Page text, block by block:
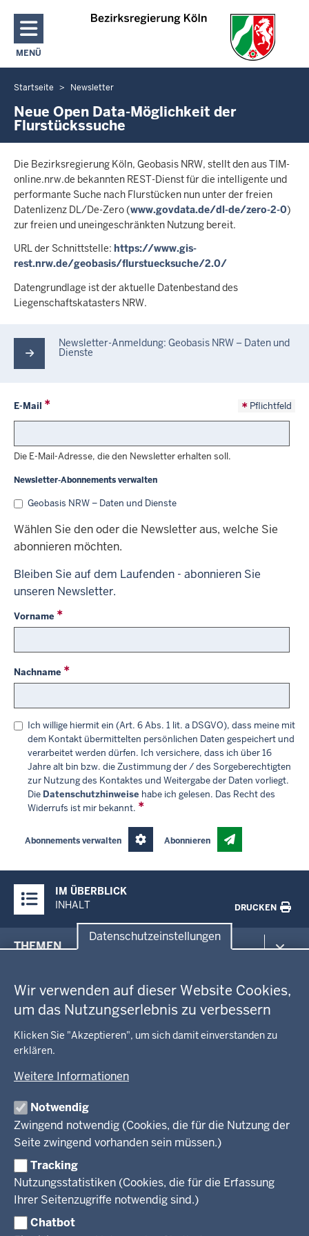
Datenschutzeinstellungen
Wir verwenden auf dieser Website Cookies,
um das Nutzungserlebnis zu verbessern
Klicken Sie "Akzeptieren", um sich damit einverstanden zu
erklären.
Weitere Informationen
Notwendig
Zwingend notwendig (Cookies, die für die Nutzung der
Seite zwingend vorhanden sein müssen.)
Tracking
Nutzungsstatistiken (Cookies, die für die Erfassung
Ihrer Seitenzugriffe notwendig sind.)
Chatbot
Direkt zum Inhalt
MENÜ
NAVIGATION AKTIVIEREN/DEAKTIVIEREN: HAUPTMENÜ
Sie
befinden
sich
hier
Startseite Newsletter
Neue Open Data-Möglichkeit der
Flurstückssuche
Die Bezirksregierung Köln, Geobasis NRW, stellt den aus TIM-
online.nrw.de bekannten REST-Dienst für die intelligente und
performante Suche nach Flurstücken nun unter der freien
Datenlizenz DL/De-Zero (www.govdata.de/dl-de/zero-2-0)
zur freien und uneingeschränkten Nutzung bereit.
URL der Schnittstelle: https://www.gis-
rest.nrw.de/geobasis/flurstuecksuche/2.0/
Datengrundlage ist der aktuelle Datenbestand des
Liegenschaftskatasters NRW.
Newsletter-Anmeldung: Geobasis NRW – Daten und
Dienste
Pflichtfeld
E-Mail
Die E-Mail-Adresse, die den Newsletter erhalten soll.
Newsletter-Abonnements verwalten
Geobasis NRW – Daten und Dienste
Wählen Sie den oder die Newsletter aus, welche Sie
abonnieren möchten.
Bleiben Sie auf dem Laufenden - abonnieren Sie
unseren Newsletter.
Vorname
Nachname
Ich willige hiermit ein (Art. 6 Abs. 1 lit. a DSGVO), dass meine mit
dem Kontakt übermittelten persönlichen Daten gespeichert und
verarbeitet werden dürfen. Ich versichere, dass ich über 16
Jahre alt bin bzw. die Zustimmung der / des Sorgeberechtigten
zur Nutzung des Kontaktes und Weitergabe der Daten vorliegt.
Die Datenschutzhinweise habe ich gelesen. Das Recht des
Widerrufs ist mir bekannt.
Abonnements verwalten Abonnieren
Inhalte
IM ÜBERBLICK
INHALT
DRUCKEN
in
Fußzeile
THEMEN
Gesundheit und Soziales
Kommunales, Planung, Bauen und Verkehr
Schule und Bildung
Wirtschaft und Kultur
GEOBASIS NRW
Ausbildung und Karriere
Geodaten-Anwendungen
Neues
Produkte und Dienste
TIM-online
Webdienste
Amtsblatt
Behördenleitung
Leitbild
Personalvertretung
Regierungsbezirk
Reisekostenstelle
Veranstaltungen
Stellenangebote
Stellenangebote Schule
Praktikum
Referendariate
Bewerbung
Vormerkstelle NRW
PRESSE
Mediathek
Newsletter
Pressekontakt
Pressemitteilungen
Publikationen
VERFAHREN UND BEKANNTMACHUNGEN
Bekanntmachungen
Legionellen
Luftreinhaltepläne
Verfahrensübersichten
Facebook
Instagram
LinkedIn
© 2026 Bezirksregierung Köln